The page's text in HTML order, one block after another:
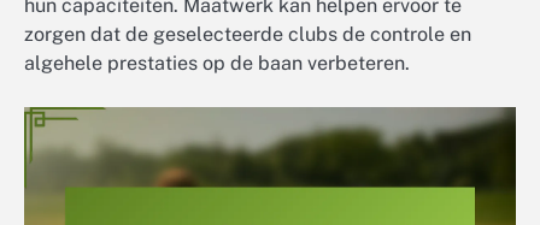
hun capaciteiten. Maatwerk kan helpen ervoor te
zorgen dat de geselecteerde clubs de controle en
algehele prestaties op de baan verbeteren.